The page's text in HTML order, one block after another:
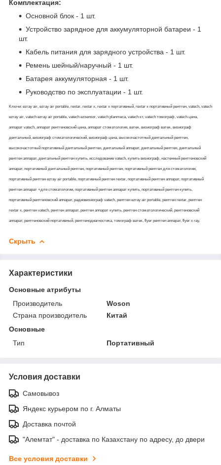
Комплектация:
Основной блок - 1 шт.
Устройство зарядное для аккумуляторной батареи - 1
шт.
Кабель питания для зарядного устройства - 1 шт.
Ремень шейный/наручный - 1 шт.
Батарея аккумуляторная - 1 шт.
Руководство по эксплуатации - 1 шт.
Ключи: ezray air, ezray air portable, rextar, rextar x, rextar x портативный, rextar x портативный рентген, vatech, vatech
ezray air, vatech ezray air portable, vatech ezsensor, vatech planmeca, vatech кт, vatech томограф, vatech цена,
аппарат vatech, аппарат рентгеновский цена, аппарат стоматология, ватек, визиограф ватек, визиограф
дентальный, визиограф стоматологический, визиограф цена, высокочастотный дентальный рентген,
высокочастотный портативный дентальный рентген, дентальный аппарат, дентальный рентген, дентальный
рентген аппарат, дентальный рентген купить, исследование vatech, купить визиограф, настенный рентгеновский
аппарат, портативный дентальный рентген, портативный рентген, портативный рентген для стоматологии,
портативный рентген ezray air portable, портативный рентген rextar, портативный рентген аппарат, портативный
рентген аппарат +для стоматологии, портативный рентген аппарат купить, портативный рентген купить,
портативный рентгеновский аппарат, радиовизиограф vatech, рентген ezray air portable, рентген rextar, рентген
rextar x, рентген vatech, рентген аппарат, рентген аппарат купить, рентген стоматологический, рентгеновский
аппарат, рентгеновский портативный, рентгенодиагностика, томограф ватек, flyer рентген аппарат, flyer x ray,
Скрыть
Характеристики
Основные атрибуты
Производитель
Woson
Страна производитель
Китай
Основные
Тип
Портативный
Условия доставки
Самовывоз
Яндекс курьером по г. Алматы
Доставка почтой
"Алемтат" - доставка по Казахстану по адресу, до двери
Все условия доставки